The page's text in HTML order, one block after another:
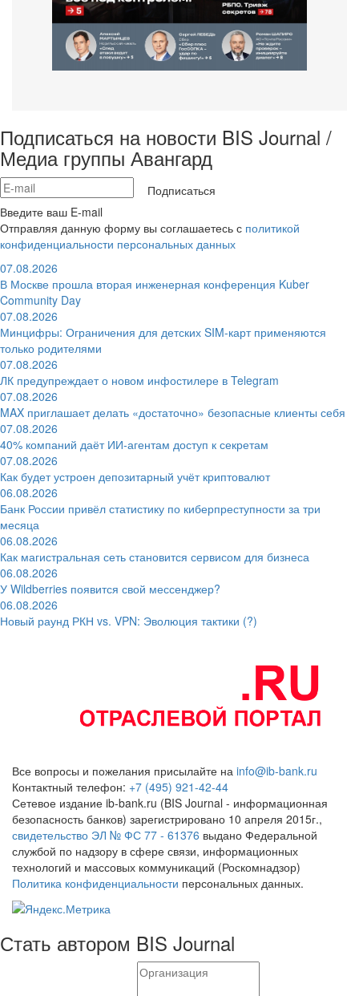
Подписаться на новости BIS Journal /
Медиа группы Авангард
Подписаться
Введите ваш E-mail
Отправляя данную форму вы соглашаетесь с политикой
конфиденциальности персональных данных
07.08.2026
В Москве прошла вторая инженерная конференция Kuber
Community Day
07.08.2026
Минцифры: Ограничения для детских SIM-карт применяются
только родителями
07.08.2026
ЛК предупреждает о новом инфостилере в Telegram
07.08.2026
MAX приглашает делать «достаточно» безопасные клиенты себя
07.08.2026
40% компаний даёт ИИ‑агентам доступ к секретам
07.08.2026
Как будет устроен депозитарный учёт криптовалют
06.08.2026
Банк России привёл статистику по киберпреступности за три
месяца
06.08.2026
Как магистральная сеть становится сервисом для бизнеса
06.08.2026
У Wildberries появится свой мессенджер?
06.08.2026
Новый раунд РКН vs. VPN: Эволюция тактики (?)
Все вопросы и пожелания присылайте на info@ib-bank.ru
Контактный телефон: +7 (495) 921-42-44
Сетевое издание ib-bank.ru (BIS Journal - информационная
безопасность банков) зарегистрировано 10 апреля 2015г.,
свидетельство ЭЛ № ФС 77 - 61376 выдано Федеральной
службой по надзору в сфере связи, информационных
технологий и массовых коммуникаций (Роскомнадзор)
Политика конфиденциальности персональных данных.
Стать автором BIS Journal